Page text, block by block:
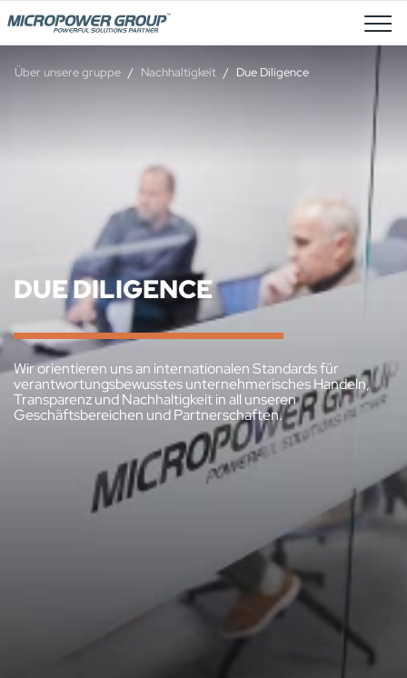
Stellenangebote
Über unsere gruppe Nachhaltigkeit Due Diligence
DUE DILIGENCE
Wir orientieren uns an internationalen Standards für
verantwortungsbewusstes unternehmerisches Handeln,
Transparenz und Nachhaltigkeit in all unseren
Geschäftsbereichen und Partnerschaften.